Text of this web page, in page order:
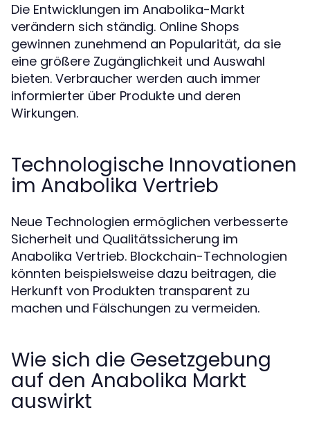
Die Entwicklungen im Anabolika-Markt
verändern sich ständig. Online Shops
gewinnen zunehmend an Popularität, da sie
eine größere Zugänglichkeit und Auswahl
bieten. Verbraucher werden auch immer
informierter über Produkte und deren
Wirkungen.
Technologische Innovationen
im Anabolika Vertrieb
Neue Technologien ermöglichen verbesserte
Sicherheit und Qualitätssicherung im
Anabolika Vertrieb. Blockchain-Technologien
könnten beispielsweise dazu beitragen, die
Herkunft von Produkten transparent zu
machen und Fälschungen zu vermeiden.
Wie sich die Gesetzgebung
auf den Anabolika Markt
auswirkt